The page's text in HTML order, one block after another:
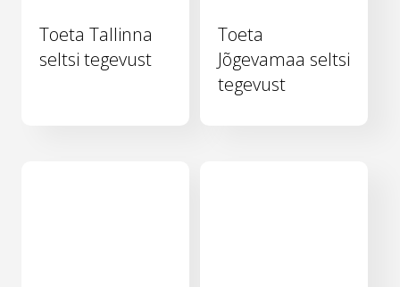
Toeta Tallinna
seltsi tegevust
Toeta
Jõgevamaa seltsi
tegevust